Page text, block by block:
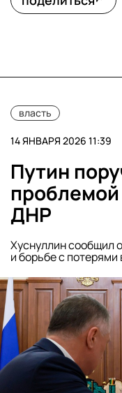
власть
14 ЯНВАРЯ 2026 11:39
Путин
ДНР
Хуснуллин сообщил
и борьбе с потерями